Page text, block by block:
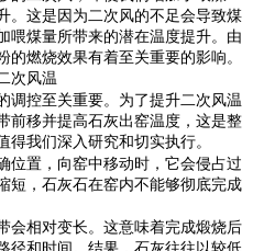
。这是因为二次风的不足会导致煤
喂煤量所带来的潜在温度提升。由
燃烧效果有着至关重要的影响。
次风温
调控至关重要。为了提升二次风温
前移并提高石灰出窑温度，这是整
我们深入研究和切实执行。
位置，向窑中移动时，它会侵占过
短，石灰石在窑内不能够彻底完成
会相对变长。这意味着完成煅烧后